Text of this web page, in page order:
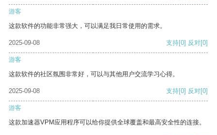
游客
这款软件的功能非常强大，可以满足我日常使用的需求。
2025-09-08 支持[0] 反对[0]
游客
这款软件的社区氛围非常好，可以与其他用户交流学习心得。
2025-09-08 支持[0] 反对[0]
游客
这款加速器VPM应用程序可以给你提供全球覆盖和最高安全性的连接。